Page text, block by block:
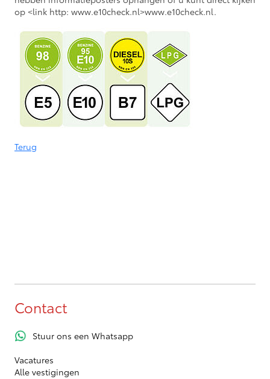
op <link http: www.e10check.nl>www.e10check.nl.
Terug
Contact
Stuur ons een Whatsapp
Vacatures
Alle vestigingen